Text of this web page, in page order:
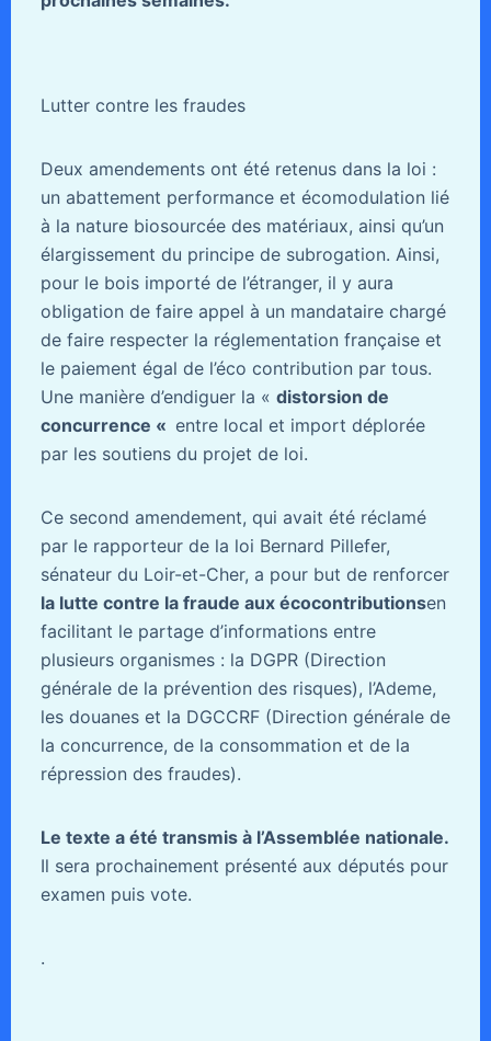
Lutter contre les fraudes
Deux amendements ont été retenus dans la loi :
un abattement performance et écomodulation lié
à la nature biosourcée des matériaux, ainsi qu’un
élargissement du principe de subrogation. Ainsi,
pour le bois importé de l’étranger, il y aura
obligation de faire appel à un mandataire chargé
de faire respecter la réglementation française et
le paiement égal de l’éco contribution par tous.
Une manière d’endiguer la « distorsion de
concurrence « entre local et import déplorée
par les soutiens du projet de loi.
Ce second amendement, qui avait été réclamé
par le rapporteur de la loi Bernard Pillefer,
sénateur du Loir-et-Cher, a pour but de renforcer
la lutte contre la fraude aux écocontributionsen
facilitant le partage d’informations entre
plusieurs organismes : la DGPR (Direction
générale de la prévention des risques), l’Ademe,
les douanes et la DGCCRF (Direction générale de
la concurrence, de la consommation et de la
répression des fraudes).
Le texte a été transmis à l’Assemblée nationale.
Il sera prochainement présenté aux députés pour
examen puis vote.
.